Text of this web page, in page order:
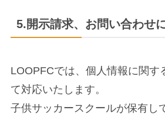
5.開示請求、お問い合わせ
LOOPFCでは、個人情報に関す
て対応いたします。
子供サッカースクールが保有し